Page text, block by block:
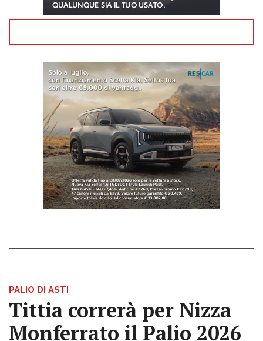
PALIO DI ASTI
Tittia correrà per Nizza
Monferrato il Palio 2026